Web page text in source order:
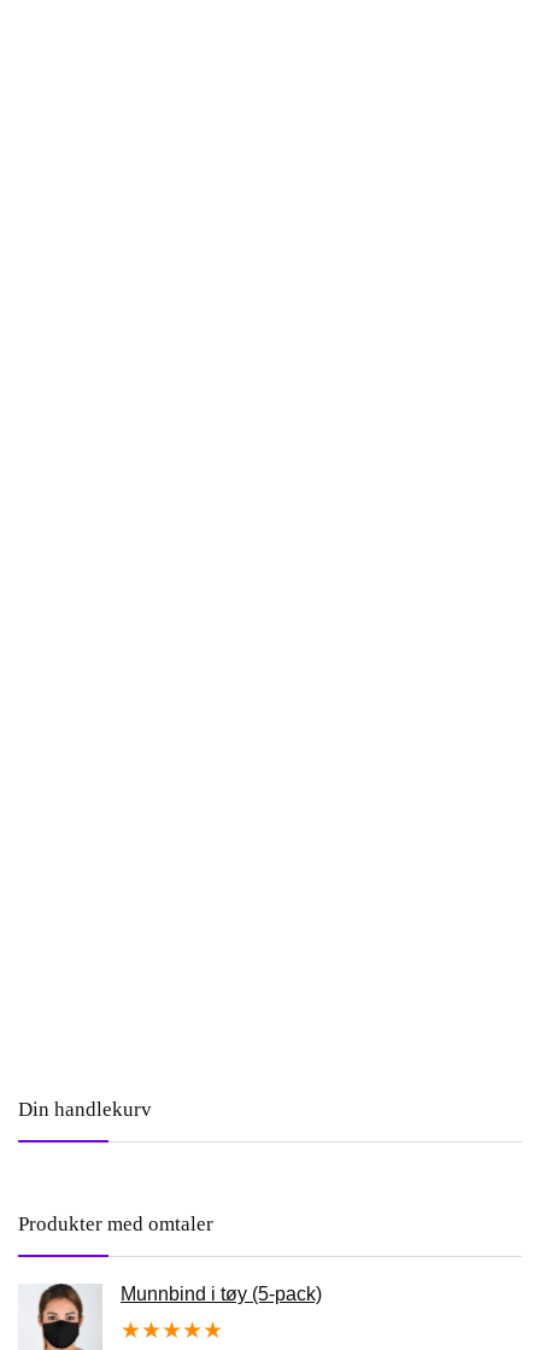
Din handlekurv
Produkter med omtaler
Munnbind i tøy (5-pack)
★★★★★